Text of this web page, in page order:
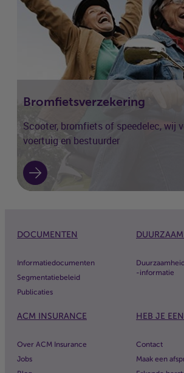
Bromfietsverzekering
Scooter, bromfiets of speedelec, wij
voertuig en bestuurder
DOCUMENTEN
Informatiedocumenten
Segmentatiebeleid
Publicaties
-informatie
ACM INSURANCE
Over ACM Insurance
Jobs
HEB JE
Contact
Maak een